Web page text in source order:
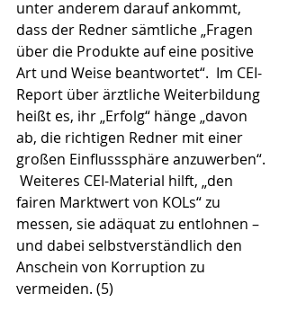
unter anderem darauf ankommt,
dass der Redner sämtliche „Fragen
über die Produkte auf eine positive
Art und Weise beantwortet“.  Im CEI-
Report über ärztliche Weiterbildung
heißt es, ihr „Erfolg“ hänge „davon
ab, die richtigen Redner mit einer
großen Einflusssphäre anzuwerben“.
Weiteres CEI-Material hilft, „den
fairen Marktwert von KOLs“ zu
messen, sie adäquat zu entlohnen –
und dabei selbstverständlich den
Anschein von Korruption zu
vermeiden. (5)